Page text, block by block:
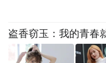
盗香窃玉：我的青春